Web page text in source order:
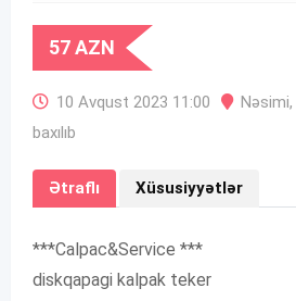
57AZN
10 Avqust 2023 11:00 Nəsimi,
baxılıb
Ətraflı Xüsusiyyətlər
***Calpac&Service ***
diskqapagi kalpak teker